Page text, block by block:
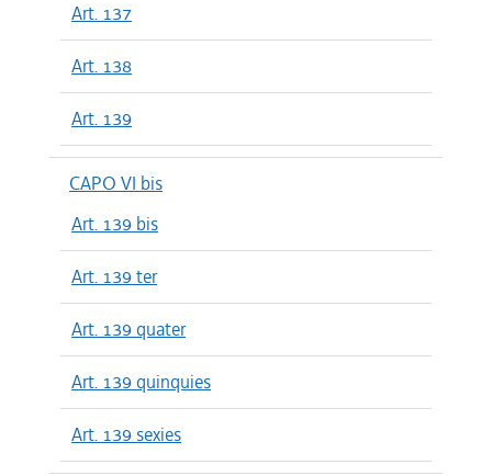
Art. 137
Art. 138
Art. 139
CAPO VI bis
Art. 139 bis
Art. 139 ter
Art. 139 quater
Art. 139 quinquies
Art. 139 sexies